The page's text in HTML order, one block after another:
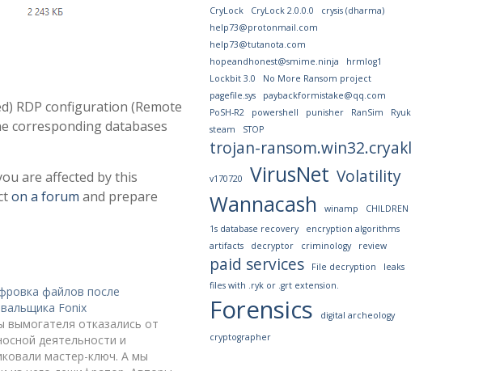
RDP configuration (Remote
corresponding databases
are affected by this
on a forum and prepare
файлов после
Fonix
вымогателя отказались от
деятельности и
мастер-ключ. А мы
CryLock CryLock 2.0.0.0
crysis (dharma)
help73@protonmail.com
help73@tutanota.com
hopeandhonest@smime.ninja
hrmlog1
Lockbit 3.0
No More Ransom project
pagefile.sys
paybackformistake@qq.com
PoSH-R2
powershell punisher RanSim
Ryuk
steam
STOP
trojan-ransom.win32.cryakl
v170720 VirusNet Volatility
Wannacash winamp
CHILDREN
1s database recovery
encryption algorithms
artifacts
decryptor criminology review
paid services File decryption
leaks
files with .ryk or .grt extension.
Forensics
digital archeology
cryptographer